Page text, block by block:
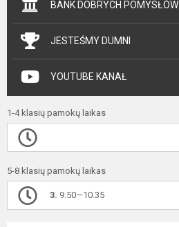
BANK DOBRYCH POMYSŁÓW
JESTEŚMY DUMNI
YOUTUBE KANAŁ
1-4 klasių pamokų laikas
5-8 klasių pamokų laikas
3. 9.50—10.35